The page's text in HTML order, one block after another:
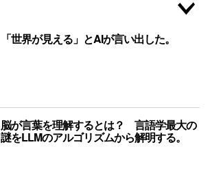
「世界が見える」とAIが言い出した。
脳が言葉を理解するとは？ 言語学最大の
謎をLLMのアルゴリズムから解明する。